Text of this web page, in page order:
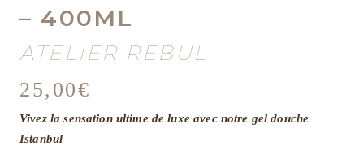
– 400ML
ATELIER REBUL
25,00€
Vivez la sensation ultime de luxe avec notre gel douche
Istanbul